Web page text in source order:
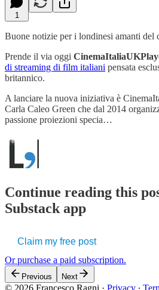
1
Buone notizie per i londinesi amanti del
Prende il via oggi
di streaming di film italiani pensata
britannico.
A lanciare la nuova iniziativa è
Carla Caleo Green che dal 2014
passione proiezioni specia…
Continue reading this
Substack app
Claim my free post
Or purchase a paid subscription.
Previous Next